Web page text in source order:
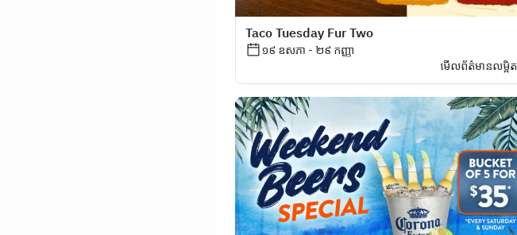
Taco Tuesday Fur Two
១៩ ឧសភា - ២៩ កញ្ញា
មើលព័ត៌មានលម្អិត